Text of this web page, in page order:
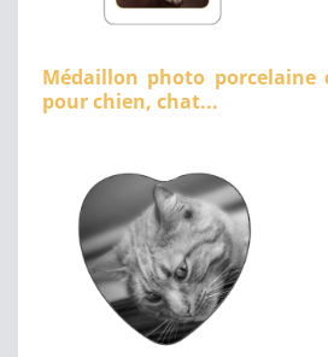
Médaillon photo porcelaine
pour chien, chat...